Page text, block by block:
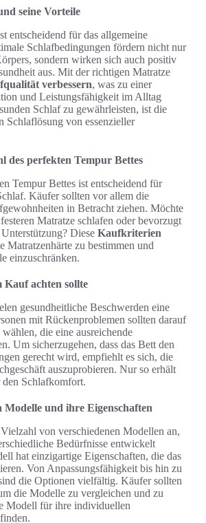
seine Vorteile
entscheidend für das allgemeine
Schlafbedingungen fördern nicht nur
sondern wirken sich auch positiv
aus. Mit der richtigen Matratze
verbessern, was zu einer
und Leistungsfähigkeit im Alltag
Schlaf zu gewährleisten, ist die
Schlaflösung von essenzieller
des perfekten Tempur Bettes
Tempur Bettes ist entscheidend für
Käufer sollten vor allem die
in Betracht ziehen. Möchte
Matratze schlafen oder bevorzugt
Diese Kaufkriterien
Matratzenhärte zu bestimmen und
einzuschränken.
Kauf achten sollte
gesundheitliche Beschwerden eine
mit Rückenproblemen sollten darauf
die eine ausreichende
Um sicherzugehen, dass das Bett den
gerecht wird, empfiehlt es sich, die
auszuprobieren. Nur so erhält
Schlafkomfort.
Modelle und ihre Eigenschaften
von verschiedenen Modellen an,
Bedürfnisse entwickelt
hat einzigartige Eigenschaften, die das
Von Anpassungsfähigkeit bis hin zu
die Optionen vielfältig. Käufer sollten
die Modelle zu vergleichen und zu
Modell für ihre individuellen